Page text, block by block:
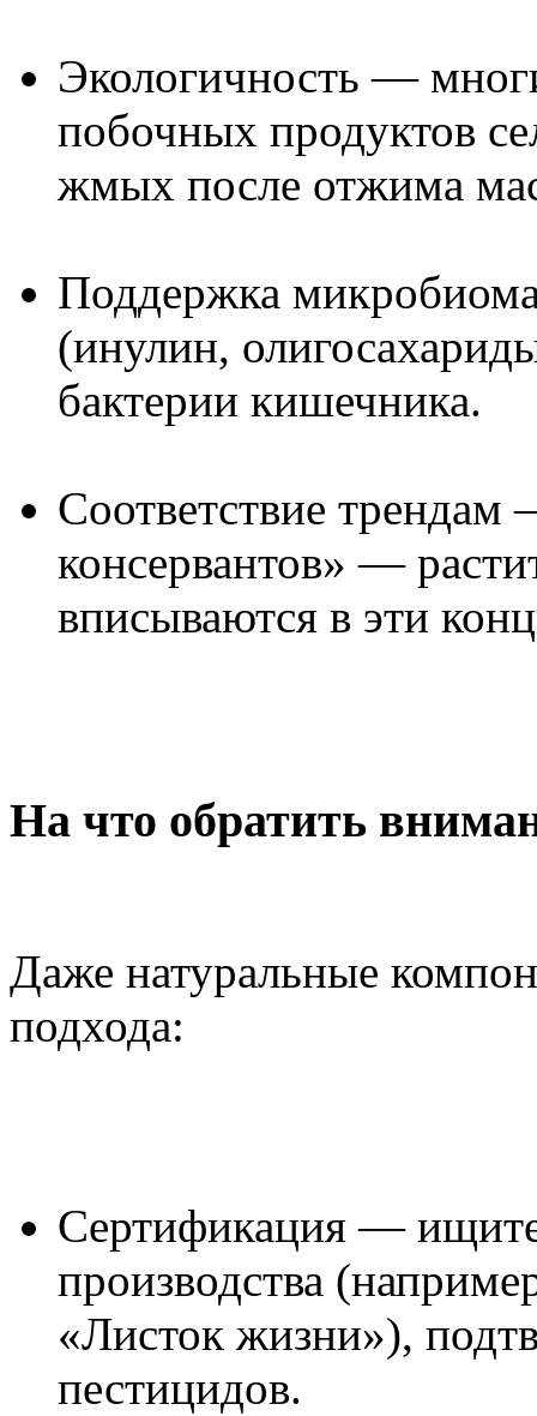
Экологичность —
побочных продуктов
жмых после отжима
Поддержка
(инулин,
бактерии кишечника.
Соответствие трендам
консервантов» —
вписываются в эти
На что обратить
Даже натуральные
подхода:
Сертификация — ищите
производства
«Листок жизни»),
пестицидов.